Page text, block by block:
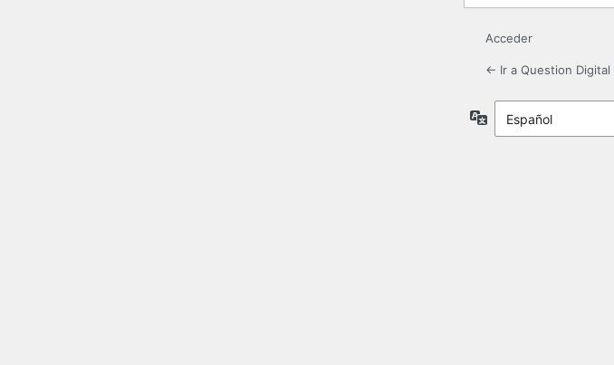
Acceder
← Ir a Question Digital
Idioma